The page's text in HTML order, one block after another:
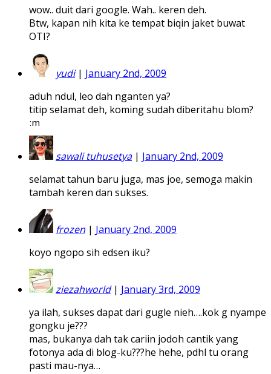
wow.. duit dari google. Wah.. keren deh.
Btw, kapan nih kita ke tempat biqin jaket buwat
OTI?
yudi| January 2nd, 2009
aduh ndul, leo dah nganten ya?
titip selamat deh, koming sudah diberitahu blom?
sawali tuhusetya| January 2nd, 2009
selamat tahun baru juga, mas joe, semoga makin
tambah keren dan sukses.
frozen | January 2nd, 2009
koyo ngopo sih edsen iku?
ziezahworld| January 3rd, 2009
ya ilah, sukses dapat dari gugle nieh….kok g nyampe
gongku je???
mas, bukanya dah tak cariin jodoh cantik yang
fotonya ada di blog-ku???he hehe, pdhl tu orang
pasti mau-nya…